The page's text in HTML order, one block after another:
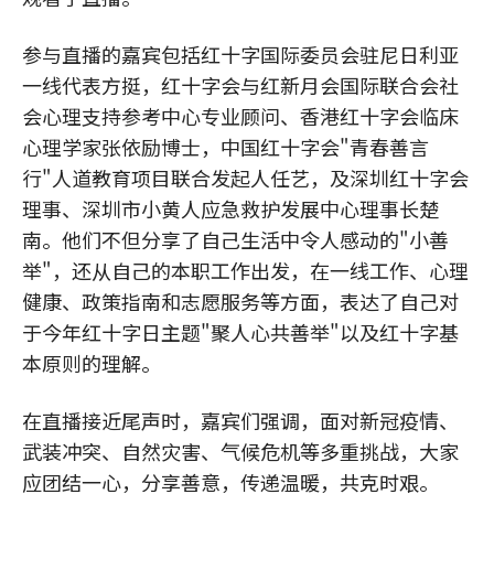
参与直播的嘉宾包括红十字国际委员会驻尼日利亚
一线代表方挺，红十字会与红新月会国际联合会社
会心理支持参考中心专业顾问、香港红十字会临床
心理学家张依励博士，中国红十字会"青春善言
行"人道教育项目联合发起人任艺，及深圳红十字会
理事、深圳市小黄人应急救护发展中心理事长楚
南。他们不但分享了自己生活中令人感动的"小善
举"，还从自己的本职工作出发，在一线工作、心理
健康、政策指南和志愿服务等方面，表达了自己对
于今年红十字日主题"聚人心共善举"以及红十字基
本原则的理解。
在直播接近尾声时，嘉宾们强调，面对新冠疫情、
武装冲突、自然灾害、气候危机等多重挑战，大家
应团结一心，分享善意，传递温暖，共克时艰。